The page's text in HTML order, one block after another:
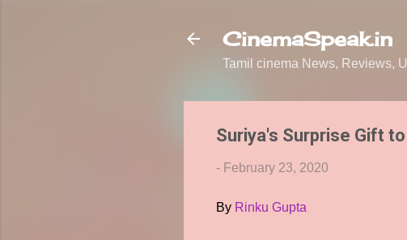
CinemaSpeak.in
Tamil cinema News, Reviews,
Suriya's Surprise Gift
- February 23, 2020
By Rinku Gupta